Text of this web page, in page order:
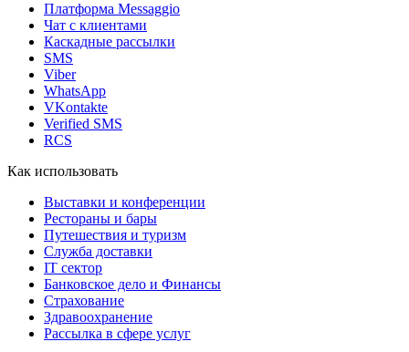
Платформа Messaggio
Чат с клиентами
Каскадные рассылки
SMS
Viber
WhatsApp
VKontakte
Verified SMS
RCS
Как использовать
Выставки и конференции
Рестораны и бары
Путешествия и туризм
Служба доставки
IT сектор
Банковское дело и Финансы
Страхование
Здравоохранение
Рассылка в сфере услуг